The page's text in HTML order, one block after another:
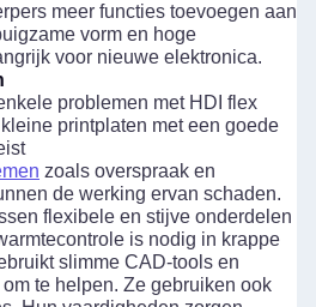
meer functies toevoegen aan
vorm en hoge
voor nieuwe elektronica.
problemen met HDI flex
printplaten met een goede
zoals overspraak en
de werking ervan schaden.
flexibele en stijve onderdelen
is nodig in krappe
slimme CAD-tools en
te helpen. Ze gebruiken ook